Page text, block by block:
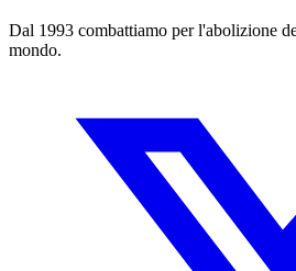
Dal 1993 combattiamo per l'abolizione
mondo.